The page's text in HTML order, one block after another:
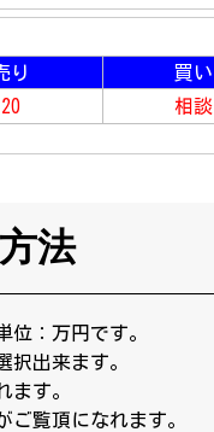
り 買い
20 相談
法
：万円です。
出来ます。
ます。
ご覧頂になれます。